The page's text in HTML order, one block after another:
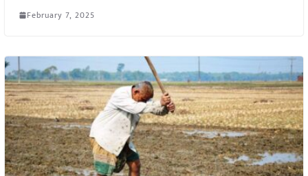
February 7, 2025